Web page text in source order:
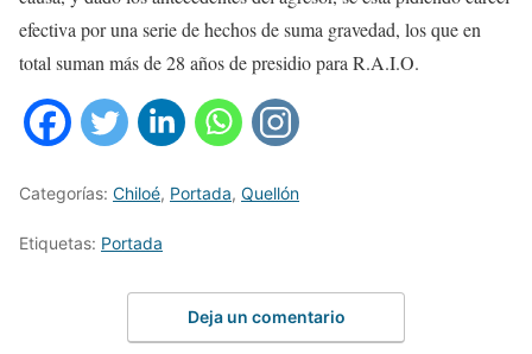
efectiva por una serie de hechos de suma gravedad, los que en
total suman más de 28 años de presidio para R.A.I.O.
Categorías: Chiloé, Portada, Quellón
Etiquetas: Portada
Deja un comentario